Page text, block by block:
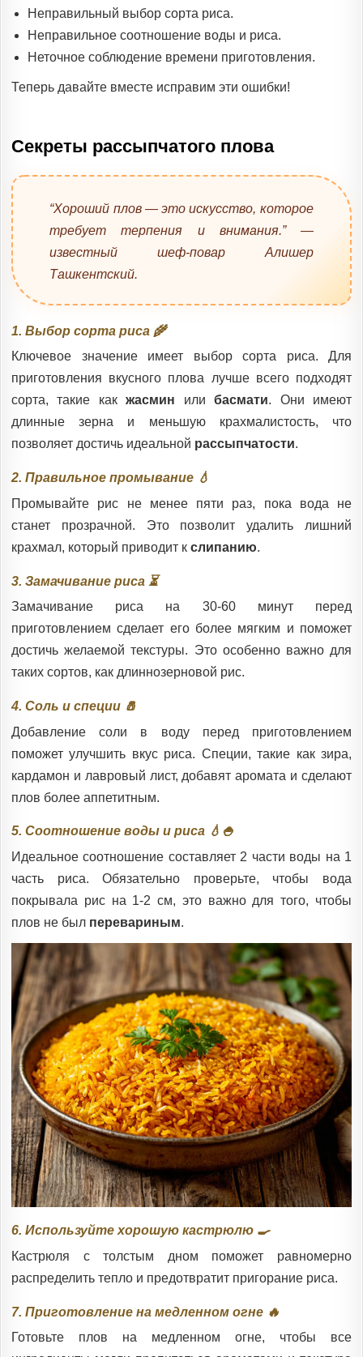
Неправильный выбор сорта риса.
Неправильное соотношение воды и риса.
Неточное соблюдение времени приготовления.
Теперь давайте вместе исправим эти ошибки!
Секреты рассыпчатого плова
“Хороший плов — это искусство, которое
требует терпения и внимания.” —
известный шеф-повар Алишер
Ташкентский.
1. Выбор сорта риса 🌾
Ключевое значение имеет выбор сорта риса. Для
приготовления вкусного плова лучше всего подходят
сорта, такие какжасмин илибасмати. Они имеют
длинные зерна и меньшую крахмалистость, что
позволяет достичь идеальной рассыпчатости.
2. Правильное промывание 💧
Промывайте рис не менее пяти раз, пока вода не
станет прозрачной. Это позволит удалить лишний
крахмал, который приводит к слипанию.
3. Замачивание риса ⏳
Замачивание риса на 30-60 минут перед
приготовлением сделает его более мягким и поможет
достичь желаемой текстуры. Это особенно важно для
таких сортов, как длиннозерновой рис.
4. Соль и специи 🧂
Добавление соли в воду перед приготовлением
поможет улучшить вкус риса. Специи, такие как зира,
кардамон и лавровый лист, добавят аромата и сделают
плов более аппетитным.
5. Соотношение воды и риса 💧🍚
Идеальное соотношение составляет 2 части воды на 1
часть риса. Обязательно проверьте, чтобы вода
покрывала рис на 1-2 см, это важно для того, чтобы
плов не был перевариным.
6. Используйте хорошую кастрюлю 🍳
Кастрюля с толстым дном поможет равномерно
распределить тепло и предотвратит пригорание риса.
7. Приготовление на медленном огне 🔥
Готовьте плов на медленном огне, чтобы все